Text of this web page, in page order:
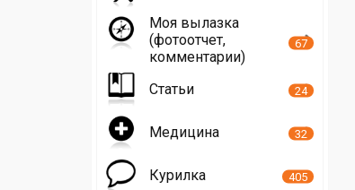
Моя вылазка
(фотоотчет,
комментарии)
67
Статьи 24
Медицина 32
Курилка 405